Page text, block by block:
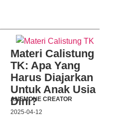
Materi Calistung
TK: Apa Yang
Harus Diajarkan
Untuk Anak Usia
Dini?
ANEMONE CREATOR
2025-04-12